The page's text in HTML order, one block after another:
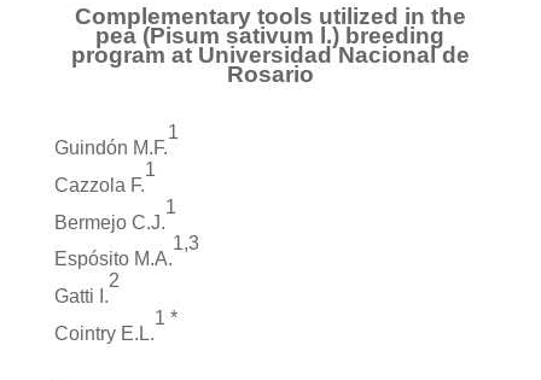
Complementary tools utilized in the
pea (Pisum sativum l.) breeding
program at Universidad Nacional de
Rosario
Guindón M.F.
1
Cazzola F.
1
Bermejo C.J.
1
Espósito M.A.
1,3
Gatti I.
2
Cointry E.L.
1 *